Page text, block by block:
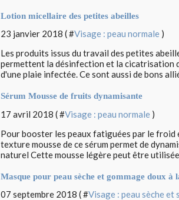
Lotion micellaire des petites abeilles
23 janvier 2018 ( #Visage : peau normale )
Les produits issus du travail des petites
permettent la désinfection et la cicatrisation
d'une plaie infectée. Ce sont aussi de bons
Sérum Mousse de fruits dynamisante
17 avril 2018 ( #Visage : peau normale )
Pour booster les peaux fatiguées par le froid
texture mousse de ce sérum permet de
naturel Cette mousse légère peut être utilisée
Masque pour peau sèche et gommage doux à
07 septembre 2018 ( #Visage : peau sèche et